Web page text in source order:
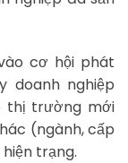
cơ hội phát
doanh nghiệp
thị trường mới
(ngành, cấp
trạng.